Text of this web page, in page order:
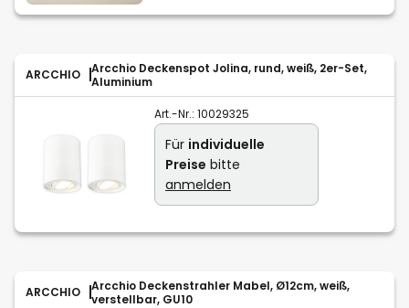
ARCCHIO
Arcchio Deckenspot Jolina, rund, weiß, 2er-Set,
Aluminium
Art.-Nr.: 10029325
Für individuelle
Preise bitte
anmelden
ARCCHIO
Arcchio Deckenstrahler Mabel, Ø12cm, weiß,
verstellbar, GU10